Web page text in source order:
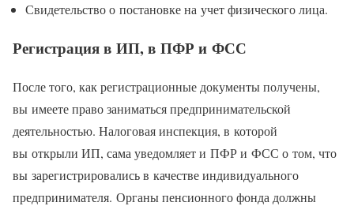
Свидетельство о постановке на учет физического лица.
Регистрация в ИП, в ПФР и ФСС
После того, как регистрационные документы получены,
вы имеете право заниматься предпринимательской
деятельностью. Налоговая инспекция, в которой
вы открыли ИП, сама уведомляет и ПФР и ФСС о том, что
вы зарегистрировались в качестве индивидуального
предпринимателя. Органы пенсионного фонда должны